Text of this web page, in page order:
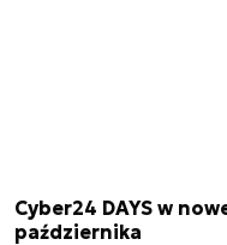
Cyber24 DAYS w
października